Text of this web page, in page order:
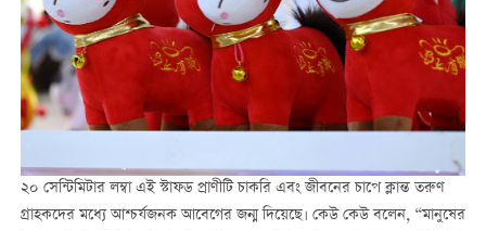
২০ সেন্টিমিটার লম্বা এই স্টাফড প্রাণীটি চাকরি এবং জীবনের চাপে ক্লান্ত তরুণ
গ্রাহকদের মধ্যে আশ্চর্যজনক আবেগের জন্ম দিয়েছে। কেউ কেউ বলেন, “মানুষের